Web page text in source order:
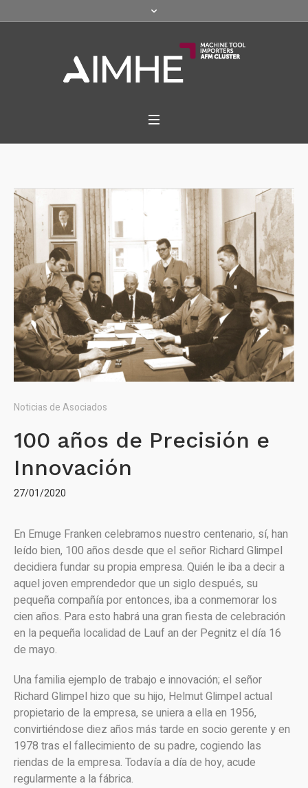
Noticias de Asociados
100 años de Precisión e
Innovación
27/01/2020
En Emuge Franken celebramos nuestro centenario, sí, han
leído bien, 100 años desde que el señor Richard Glimpel
decidiera fundar su propia empresa. Quién le iba a decir a
aquel joven emprendedor que un siglo después, su
pequeña compañía por entonces, iba a conmemorar los
cien años. Para esto habrá una gran fiesta de celebración
en la pequeña localidad de Lauf an der Pegnitz el día 16
de mayo.
Una familia ejemplo de trabajo e innovación; el señor
Richard Glimpel hizo que su hijo, Helmut Glimpel actual
propietario de la empresa, se uniera a ella en 1956,
convirtiéndose diez años más tarde en socio gerente y en
1978 tras el fallecimiento de su padre, cogiendo las
riendas de la empresa. Todavía a día de hoy, acude
regularmente a la fábrica.